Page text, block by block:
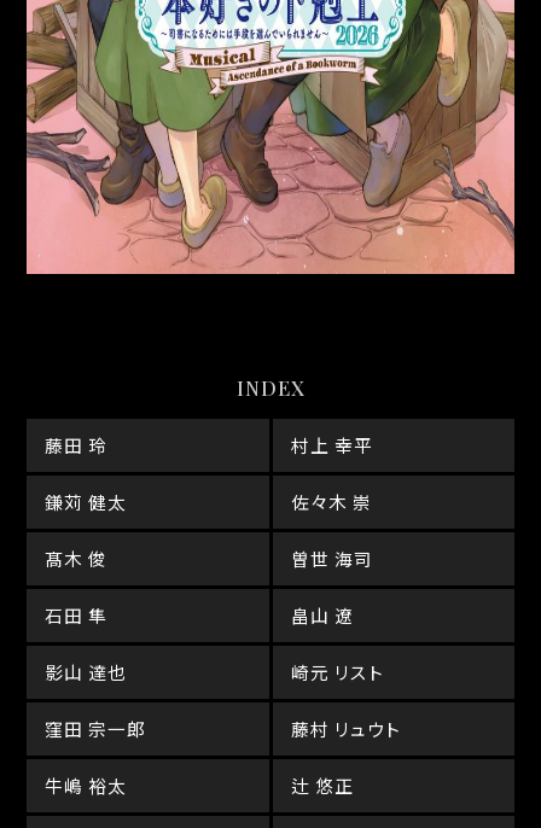
INDEX
藤田 玲 村上 幸平
鎌苅 健太 佐々木 崇
髙木 俊 曽世 海司
石田 隼 畠山 遼
影山 達也 崎元 リスト
窪田 宗一郎 藤村 リュウト
牛嶋 裕太 辻 悠正